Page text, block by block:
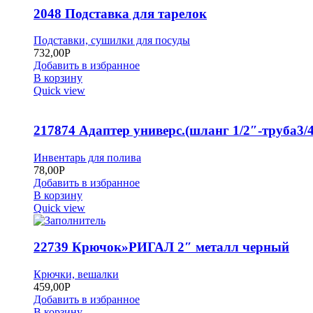
2048 Подставка для тарелок
Подставки, сушилки для посуды
732,00Р
Добавить в избранное
В корзину
Quick view
217874 Адаптер универс.(шланг 1/2″-труба3/
Инвентарь для полива
78,00Р
Добавить в избранное
В корзину
Quick view
22739 Крючок»РИГАЛ 2″ металл черный
Крючки, вешалки
459,00Р
Добавить в избранное